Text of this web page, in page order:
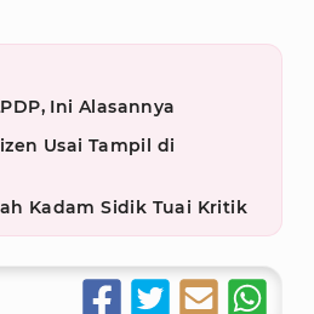
Ini Alasannya
Usai Tampil di
Kadam Sidik Tuai Kritik